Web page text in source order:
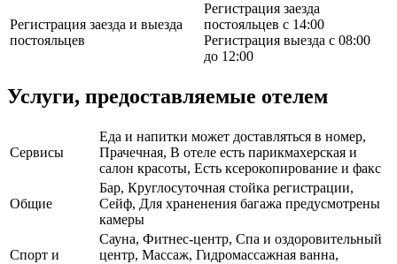
Регистрация заезда и выезда
постояльцев
Регистрация заезда
постояльцев с 14:00
Регистрация выезда с 08:00
до 12:00
Услуги, предоставляемые отелем
Сервисы
Еда и напитки может доставляться в номер,
Прачечная, В отеле есть парикмахерская и
салон красоты, Есть ксерокопирование и факс
Общие
Бар, Круглосуточная стойка регистрации,
Сейф, Для храненения багажа предусмотрены
камеры
Спорт и
Сауна, Фитнес-центр, Спа и оздоровительный
центр, Массаж, Гидромассажная ванна,